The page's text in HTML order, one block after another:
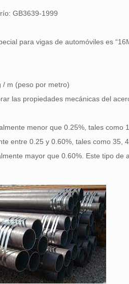
GB3639-1999
para vigas de automóviles es
/ m (peso por metro)
las propiedades mecánicas del
menor que 0.25%, tales como
entre 0.25 y 0.60%, tales como 35,
mayor que 0.60%. Este tipo de